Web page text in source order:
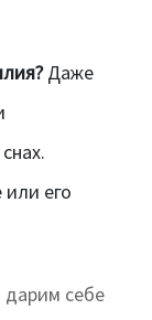
Даже
его
дарим себе